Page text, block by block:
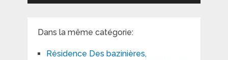
Dans la même catégorie:
Résidence Des bazinières,